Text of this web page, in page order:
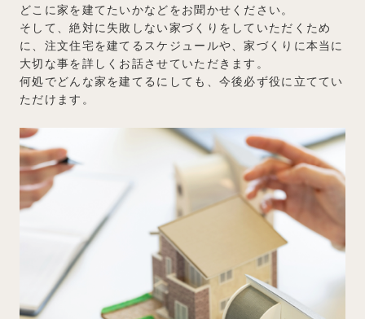
どこに家を建てたいかなどをお聞かせください。
そして、絶対に失敗しない家づくりをしていただくため
に、注文住宅を建てるスケジュールや、家づくりに本当に
大切な事を詳しくお話させていただきます。
何処でどんな家を建てるにしても、今後必ず役に立ててい
ただけます。